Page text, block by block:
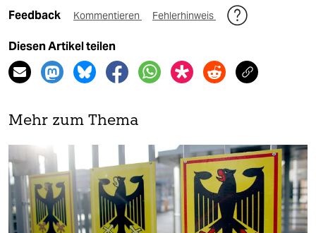
Feedback Kommentieren Fehlerhinweis
Diesen Artikel teilen
Mehr zum Thema